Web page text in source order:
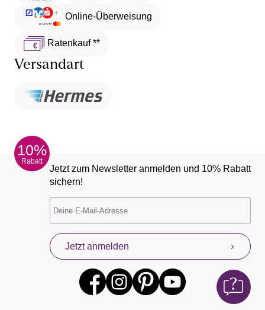
Online-Überweisung
Ratenkauf **
Versandart
10%
Rabatt
Jetzt zum Newsletter anmelden und 10% Rabatt
sichern!
Jetzt anmelden